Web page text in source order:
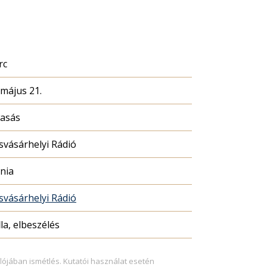
21.
Rádió
Rádió
elbeszélés
ismétlés. Kutatói használat esetén